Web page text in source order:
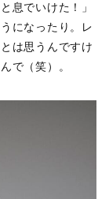
息でいけた！」
になったり。レ
は思うんですけ
で（笑）。